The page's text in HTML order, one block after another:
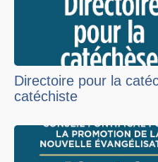
Directoire pour la
catéchiste